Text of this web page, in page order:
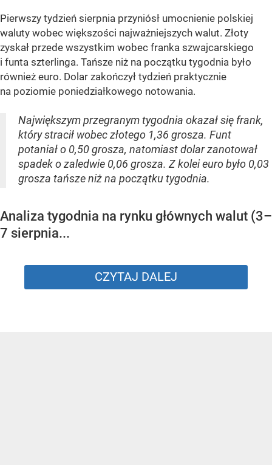
Pierwszy tydzień sierpnia przyniósł umocnienie polskiej
waluty wobec większości najważniejszych walut. Złoty
zyskał przede wszystkim wobec franka szwajcarskiego
i funta szterlinga. Tańsze niż na początku tygodnia było
również euro. Dolar zakończył tydzień praktycznie
na poziomie poniedziałkowego notowania.
Największym przegranym tygodnia okazał się frank,
który stracił wobec złotego 1,36 grosza. Funt
potaniał o 0,50 grosza, natomiast dolar zanotował
spadek o zaledwie 0,06 grosza. Z kolei euro było 0,03
grosza tańsze niż na początku tygodnia.
Analiza tygodnia na rynku głównych walut (3–
7 sierpnia...
CZYTAJ DALEJ